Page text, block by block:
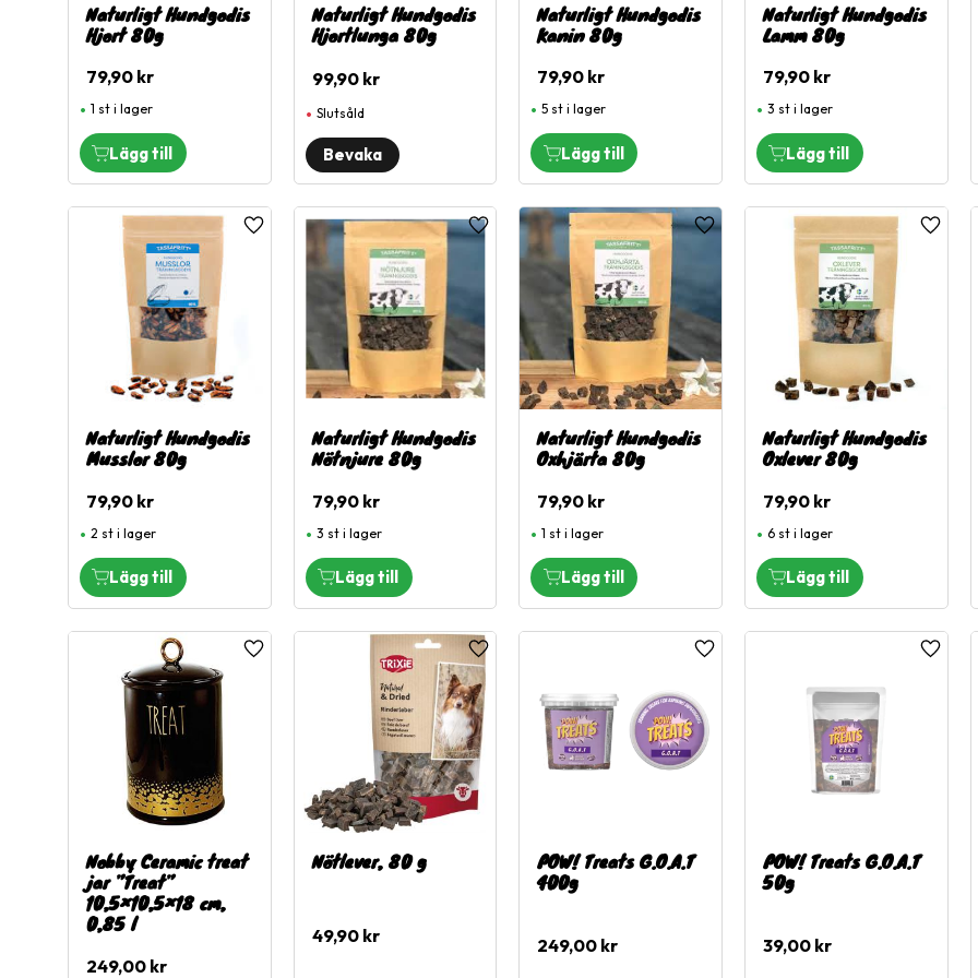
Naturligt Hundgodis
Hjort 80g
79,90 kr
1 st i lager
Naturligt Hundgodis
Hjortlunga 80g
99,90kr
Slutsåld
Naturligt Hundgodis
Kanin 80g
79,90 kr
5 st i lager
Naturligt Hundgodis
Lamm 80g
79,90kr
3 st i lager
Naturligt Hundgodis
Musslor 80g
79,90 kr
Lägg till i favoriter
2 st i lager
Naturligt Hundgodis
Nötnjure 80g
79,90kr
Lägg till i favoriter
3 st i lager
Naturligt Hundgodis
Oxhjärta 80g
79,90 kr
Lägg till i favoriter
1 st i lager
Naturligt Hundgodis
Oxlever 80g
79,90kr
Lägg
6 st i lager
Nobby Ceramic treat
jar ”Treat”
10,5×10,5×18 cm,
0,85 l
249,00 kr
Lägg till i favoriter
Nötlever, 80 g
49,90kr
Lägg till i favoriter
POW! Treats G.O.A.T
400g
249,00 kr
Lägg till i favoriter
POW! Treats G.O.A.T
50g
39,00kr
Lägg